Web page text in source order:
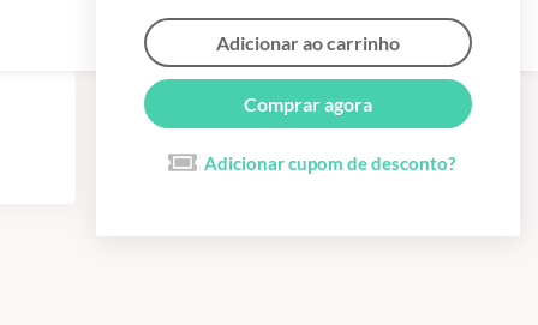
Adicionar ao carrinho
Comprar agora
Adicionar cupom de desconto?